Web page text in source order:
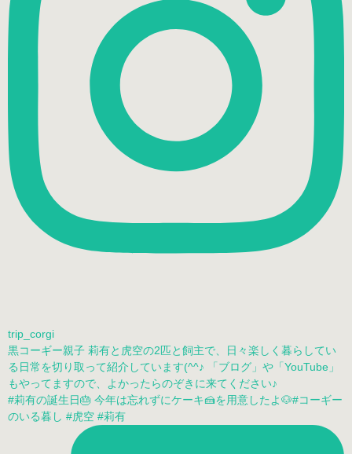
trip_corgi
黒コーギー親子 莉有と虎空の2匹と飼主で、日々楽しく暮らしてい
る日常を切り取って紹介しています(^^♪ 「ブログ」や「YouTube」
もやってますので、よかったらのぞきに来てください♪
#莉有の誕生日🎂 今年は忘れずにケーキ🍰を用意したよ🐶#コーギー
のいる暮し #虎空 #莉有